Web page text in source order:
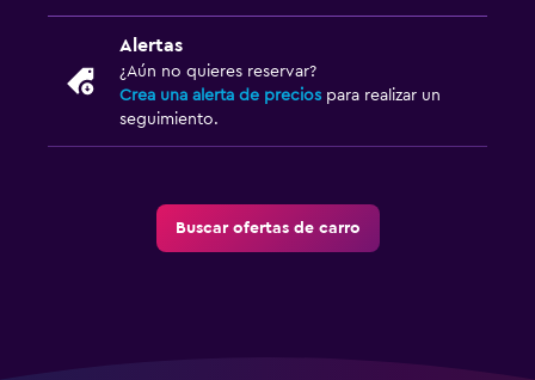
Alertas
¿Aún no quieres reservar?
Crea una alerta de precios para realizar un
seguimiento.
Buscar ofertas de carro